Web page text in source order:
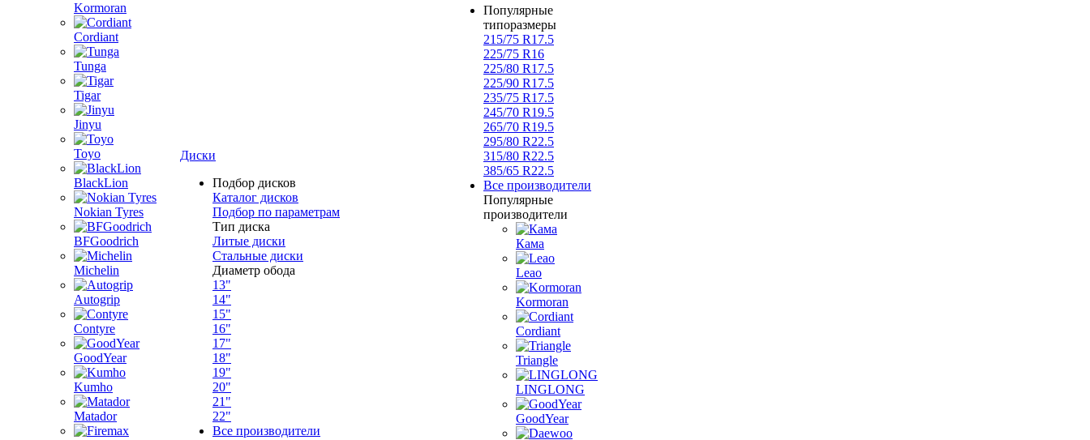
Kormoran
Cordiant
Tunga
Tigar
Jinyu
Toyo
BlackLion
Nokian Tyres
BFGoodrich
Michelin
Autogrip
Contyre
GoodYear
Kumho
Matador
Диски
Подбор дисков
Каталог дисков
Подбор по параметрам
Тип диска
Литые диски
Стальные диски
Диаметр обода
13"
14"
15"
16"
17"
18"
19"
20"
21"
22"
Все производители
Популярные
типоразмеры
215/75 R17.5
225/75 R16
225/80 R17.5
225/90 R17.5
235/75 R17.5
245/70 R19.5
265/70 R19.5
295/80 R22.5
315/80 R22.5
385/65 R22.5
Все производители
Популярные
производители
Кама
Leao
Kormoran
Cordiant
Triangle
LINGLONG
GoodYear